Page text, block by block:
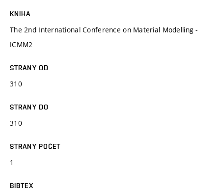
KNIHA
The 2nd International Conference on Material Modelling -
ICMM2
STRANY OD
310
STRANY DO
310
STRANY POČET
1
BIBTEX